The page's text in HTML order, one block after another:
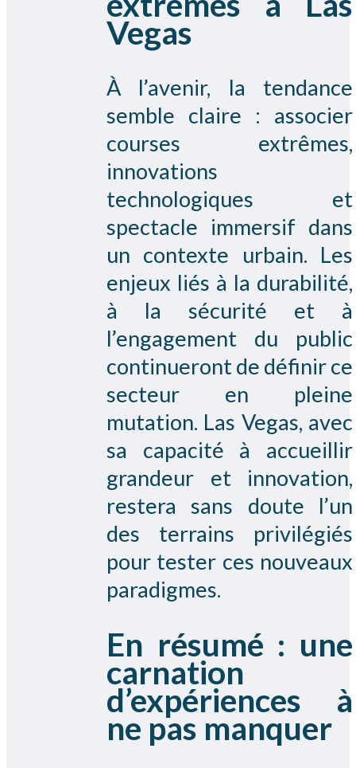
Vegas
À l’avenir, la tendance
semble claire : associer
courses extrêmes,
innovations
technologiques et
spectacle immersif dans
un contexte urbain. Les
enjeux liés à la durabilité,
à la sécurité et à
l’engagement du public
continueront de définir ce
secteur en pleine
mutation. Las Vegas, avec
sa capacité à accueillir
grandeur et innovation,
restera sans doute l’un
des terrains privilégiés
pour tester ces nouveaux
paradigmes.
En résumé : une
carnation
d’expériences à
ne pas manquer